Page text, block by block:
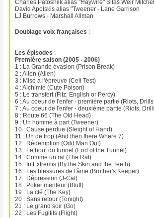
Charles Patoshilk alias "Haywire" Silas Weir
David Apolskis alias "Tweener - Lane Garrison
LJ Burrows - Marshall Allman
Doublage voix françaises :
Les épisodes :
Première saison (2005 - 2006)
1 : La Grande évasion (Prison Break)
2 : Allen (Allen)
3 : Mise à l'épreuve (Cell Test)
4 : Alchimie (Cute Poison)
5 : Le transfert (Fitz, English or Percy)
6 : Au coeur de l'enfer - première partie (Riots,
7 : Au coeur de l'enfer - deuxième partie (Riots,
8 : Route 66 (The Old Head)
9 : Un homme à part (Tweener)
10 : Cause perdue (Sleight of Hand)
11 : Un de trop (And then there Where 7)
12 : Rédemption (Odd Man Out)
13 : Le bout du tunnel (End of the Tunnel)
14 : Comme un rat (The Rat)
15 : In Extremis (By the Skin and the Teeth)
16 : Les blessures de l'âme (Brother's Keeper)
17 : Dépression (J-Cat)
18 : Poker menteur (Bluff)
19 : La clé (The Key)
20 : Sans retour (Tonight)
21 : Le grand soir (Go)
22 : Les Fugitifs (Flight)